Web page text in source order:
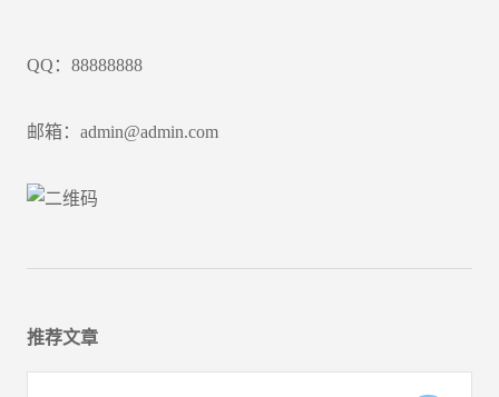
QQ：88888888
邮箱：admin@admin.com
推荐文章